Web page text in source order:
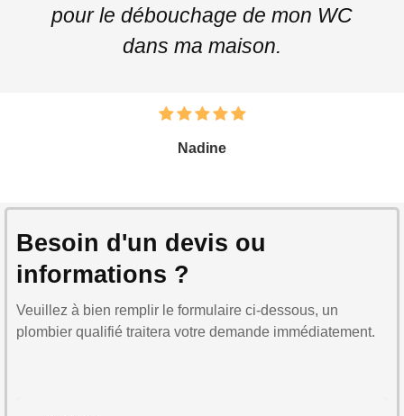
pour le débouchage de mon WC
dans ma maison.
Nadine
Besoin d'un devis ou
informations ?
Veuillez à bien remplir le formulaire ci-dessous, un
plombier qualifié traitera votre demande immédiatement.